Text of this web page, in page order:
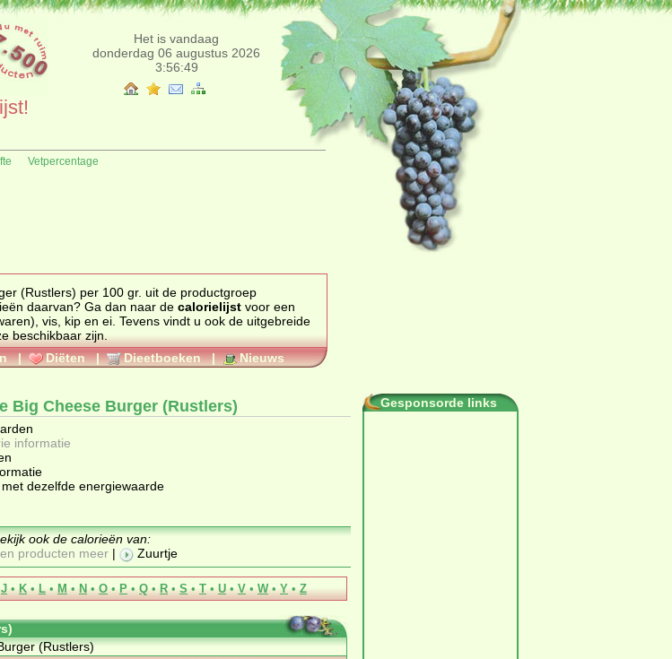
Het is vandaag
donderdag 06 augustus 2026
3:56:49
Vetpercentage
(Rustlers) per 100 gr. uit de productgroep
de calorieën daarvan? Ga dan naar de calorielijst voor een
vis, kip en ei
beschikbaar zijn.
| Diëten | Dieetboeken |
Nieuws
Big Cheese Burger (Rustlers)
informatie
dezelfde energiewaarde
ook de calorieën van:
producten meer | Zuurtje
J • K • L • M • N • O • P • Q • R • S • T • U • V • W • Y • Z
(Rustlers)
Gesponsorde links